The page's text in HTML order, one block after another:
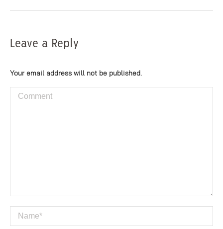
Leave a Reply
Your email address will not be published.
Comment
Name *